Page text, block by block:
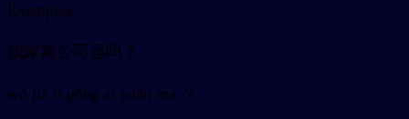
Exemples
我家离公司远吗？
wǒ jiā lí gōng sī yuǎn ma ？